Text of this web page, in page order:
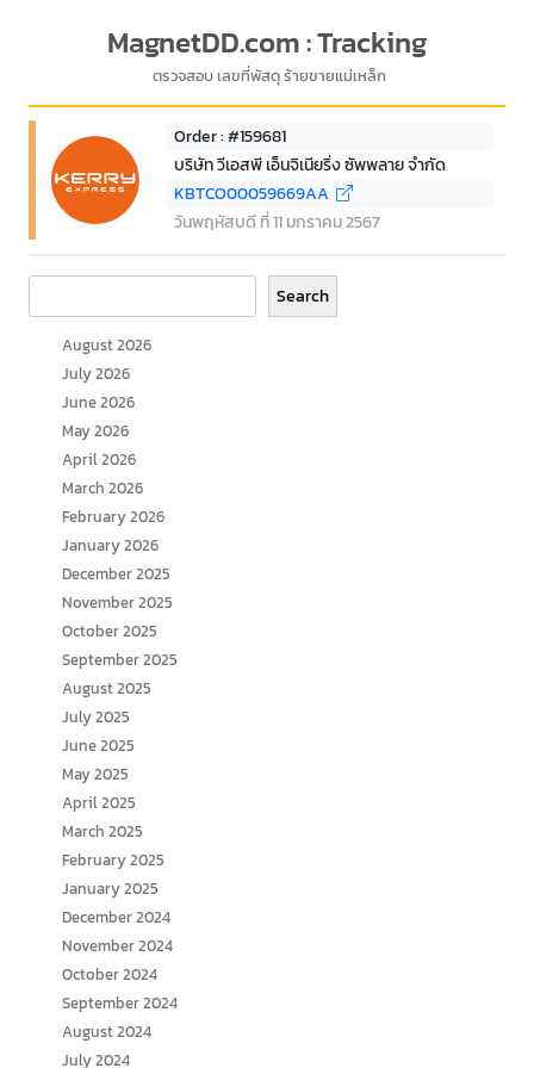
MagnetDD.com : Tracking
ตรวจสอบ เลขที่พัสดุ ร้ายขายแม่เหล็ก
Order : #159681
บริษัท วีเอสพี เอ็นจิเนียริ่ง ซัพพลาย จำกัด
KBTCO00059669AA
วันพฤหัสบดี ที่ 11 มกราคม 2567
Search
August 2026
July 2026
June 2026
May 2026
April 2026
March 2026
February 2026
January 2026
December 2025
November 2025
October 2025
September 2025
August 2025
July 2025
June 2025
May 2025
April 2025
March 2025
February 2025
January 2025
December 2024
November 2024
October 2024
September 2024
August 2024
July 2024